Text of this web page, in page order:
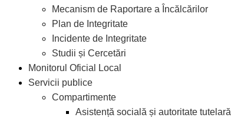
Mecanism de Raportare a Încălcărilor
Plan de Integritate
Incidente de Integritate
Studii și Cercetări
Monitorul Oficial Local
Servicii publice
Compartimente
Asistență socială și autoritate tutelară